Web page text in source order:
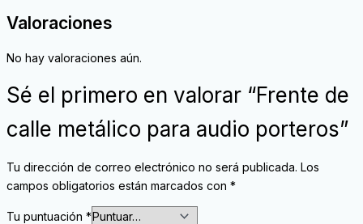
Valoraciones
No hay valoraciones aún.
Sé el primero en valorar “Frente de
calle metálico para audio porteros”
Tu dirección de correo electrónico no será publicada. Los
campos obligatorios están marcados con *
Tu puntuación *